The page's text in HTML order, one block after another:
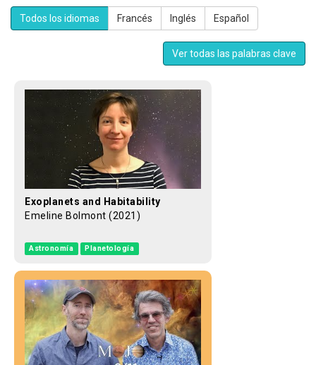
Todos los idiomas Francés Inglés Español
Ver todas las palabras clave
Exoplanets and Habitability
Emeline Bolmont (2021)
Astronomía Planetología